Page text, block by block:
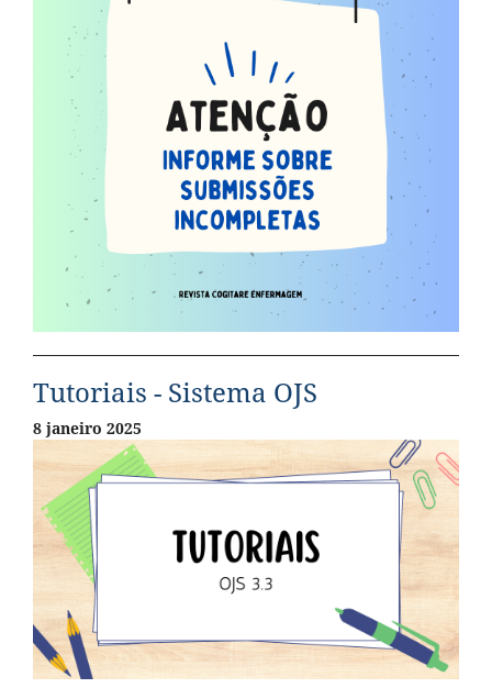
Tutoriais - Sistema OJS
8 janeiro 2025